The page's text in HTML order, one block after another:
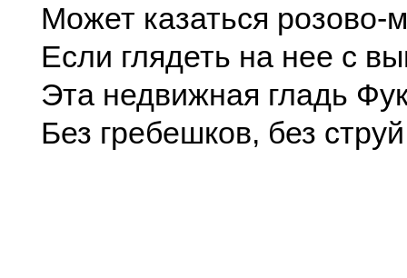
Может казаться розово-
Если глядеть на нее с
Эта недвижная гладь
Без гребешков, без